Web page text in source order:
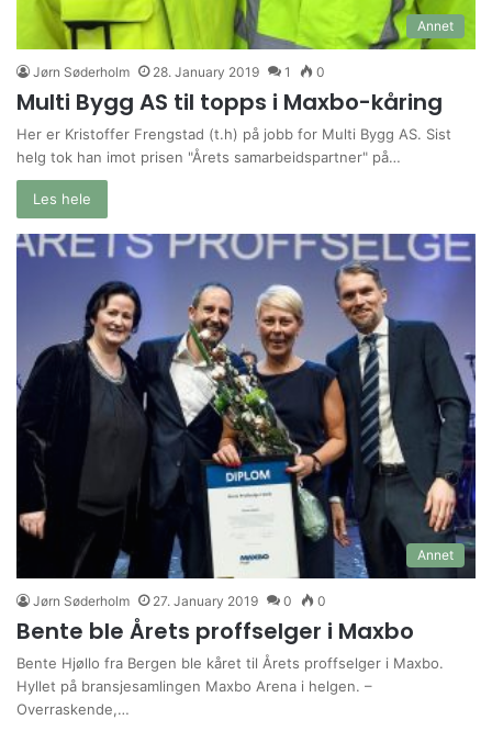
Annet
Jørn Søderholm 28. January 2019 1 0
Multi Bygg AS til topps i Maxbo-kåring
Her er Kristoffer Frengstad (t.h) på jobb for Multi Bygg AS. Sist
helg tok han imot prisen "Årets samarbeidspartner" på…
Les hele
Annet
Jørn Søderholm 27. January 2019 0 0
Bente ble Årets proffselger i Maxbo
Bente Hjøllo fra Bergen ble kåret til Årets proffselger i Maxbo.
Hyllet på bransjesamlingen Maxbo Arena i helgen. ­–
Overraskende,…